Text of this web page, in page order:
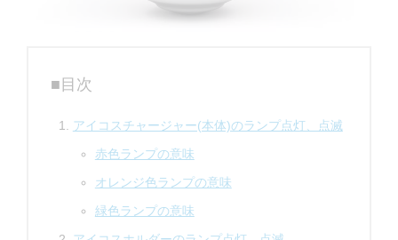
■目次
アイコスチャージャー(本体)のランプ点灯、点滅
赤色ランプの意味
オレンジ色ランプの意味
緑色ランプの意味